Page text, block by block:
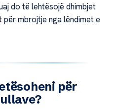
do të lehtësojë dhimbjet
mbrojtje nga lëndimet e
për